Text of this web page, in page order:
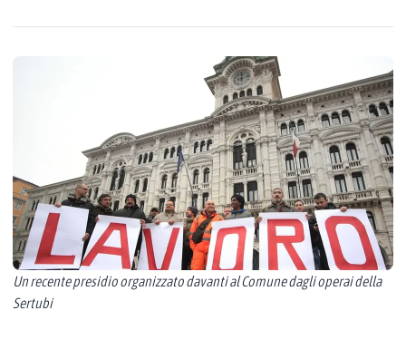
Un recente presidio organizzato davanti al Comune dagli operai della
Sertubi